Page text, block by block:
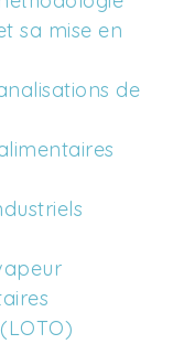
sa mise en
de